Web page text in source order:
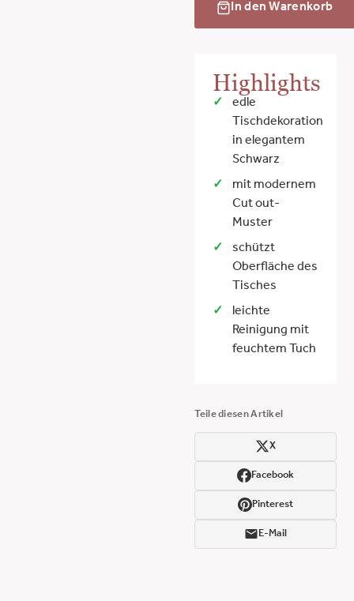
In den Warenkorb
Highlights
edle
Tischdekoration
in elegantem
Schwarz
mit modernem
Cut out-
Muster
schützt
Oberfläche des
Tisches
leichte
Reinigung mit
feuchtem Tuch
Teile diesen Artikel
X
Facebook
Pinterest
E-Mail